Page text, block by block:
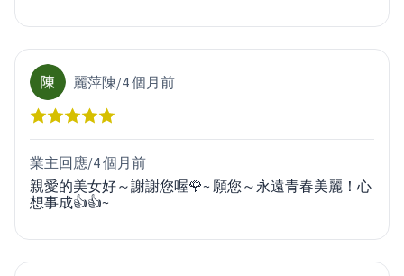
麗萍陳/4 個月前
業主回應/4 個月前
親愛的美女好～謝謝您喔🌹~ 願您～永遠青春美麗！心
想事成👍👍~